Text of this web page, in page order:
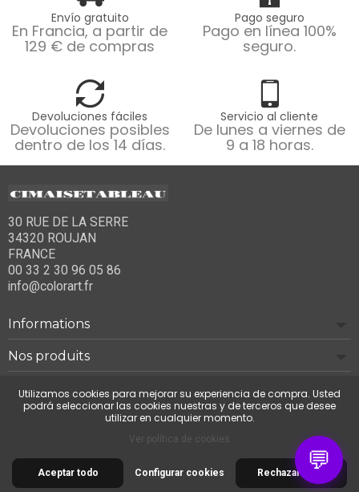
Envío gratuito
En Francia, a partir de
129 € de compras
Pago seguro
Pago en línea 100%
seguro.
Devoluciones fáciles
Devoluciones posibles
dentro de los 14 días.
Servicio al cliente
De lunes a viernes de
9 a 18 horas.
30 RUE DE LA SERRE
34320 ROUJAN
FRANCE
00 33 2 30 96 05 86
info@colorart.fr
Informations
Nos produits
Notre société
💬
© 2026 Cimaise Tableau. Tous droits réservés.
Utilizamos cookies para mejorar su experiencia de compra. Usted
podrá seleccionar las cookies nuestras y de terceros que desee
utilizar en cualquier momento.
Ver política de cookies
Aceptar todo Rechazar todo
Configurar cookies